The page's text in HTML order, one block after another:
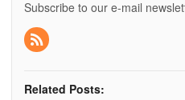
Subscribe to our e-mail
Related Posts: